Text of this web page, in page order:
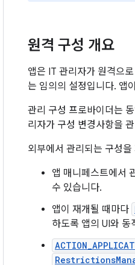
원격 구성 개요
앱은 IT 관리자가 원격으
는 임의의 설정입니다. 앱
관리 구성 프로바이더는
리자가 구성 변경사항을
외부에서 관리되는 구성
앱 매니페스트에서
수 있습니다.
앱이 재개될 때마다
하도록 앱의 UI와 동